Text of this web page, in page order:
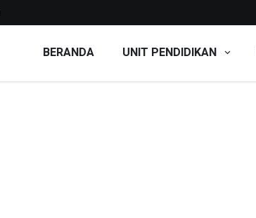
BERANDA UNIT PENDIDIKAN